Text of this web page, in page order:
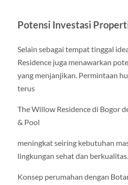
Potensi Investasi
Selain sebagai tempat tinggal
Residence juga menawarkan
yang menjanjikan. Permintaan
terus
The Willow Residence di Bogor
& Pool
meningkat seiring kebutuhan
lingkungan sehat dan berkualitas.
Konsep perumahan dengan